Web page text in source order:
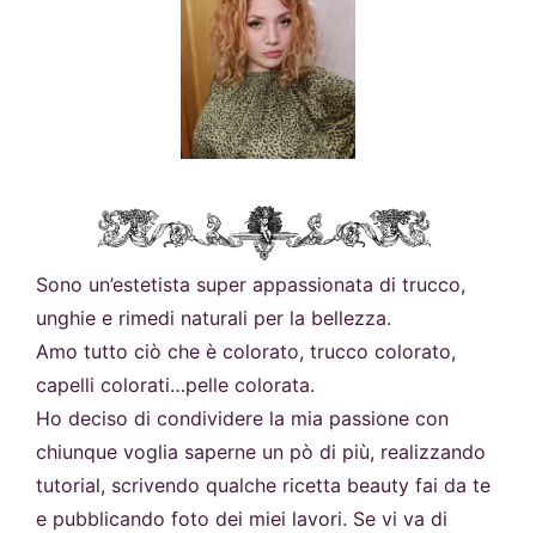
Sono un’estetista super appassionata di trucco,
unghie e rimedi naturali per la bellezza.
Amo tutto ciò che è colorato, trucco colorato,
capelli colorati…pelle colorata.
Ho deciso di condividere la mia passione con
chiunque voglia saperne un pò di più, realizzando
tutorial, scrivendo qualche ricetta beauty fai da te
e pubblicando foto dei miei lavori. Se vi va di